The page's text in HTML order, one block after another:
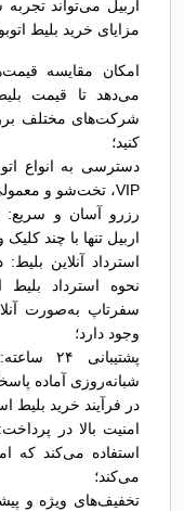
اربیل می‌تواند
مزایای خرید بلیط
امکان مقایسه
می‌دهد تا قیمت
شرکت‌های مختلف
کنید؛
دسترسی به انواع
VIP، تخت‌شو و معمولی گزینه موردنظر خود را انتخاب کنید؛
رزرو آسان و سریع:
اربیل تنها با چند
استرداد آنلاین
نحوه استرداد
سفرتاپ به‌صورت
وجود دارد؛
شبانه‌روزی آماده
در فرآیند خرید بلیط
امنیت بالا در
استفاده می‌کند که
می‌کند؛
تخفیف‌های ویژه و